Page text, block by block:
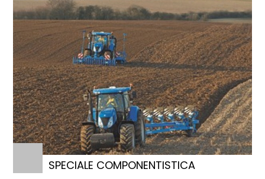
SPECIALE COMPONENTISTICA